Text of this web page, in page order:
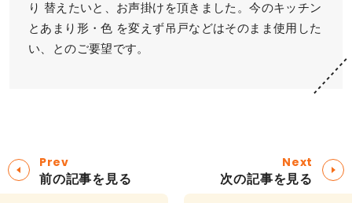
り 替えたいと、お声掛けを頂きました。今のキッチン
とあまり形・色 を変えず吊戸などはそのまま使用した
い、とのご要望です。
Prev
前の記事を見る
Next
次の記事を見る